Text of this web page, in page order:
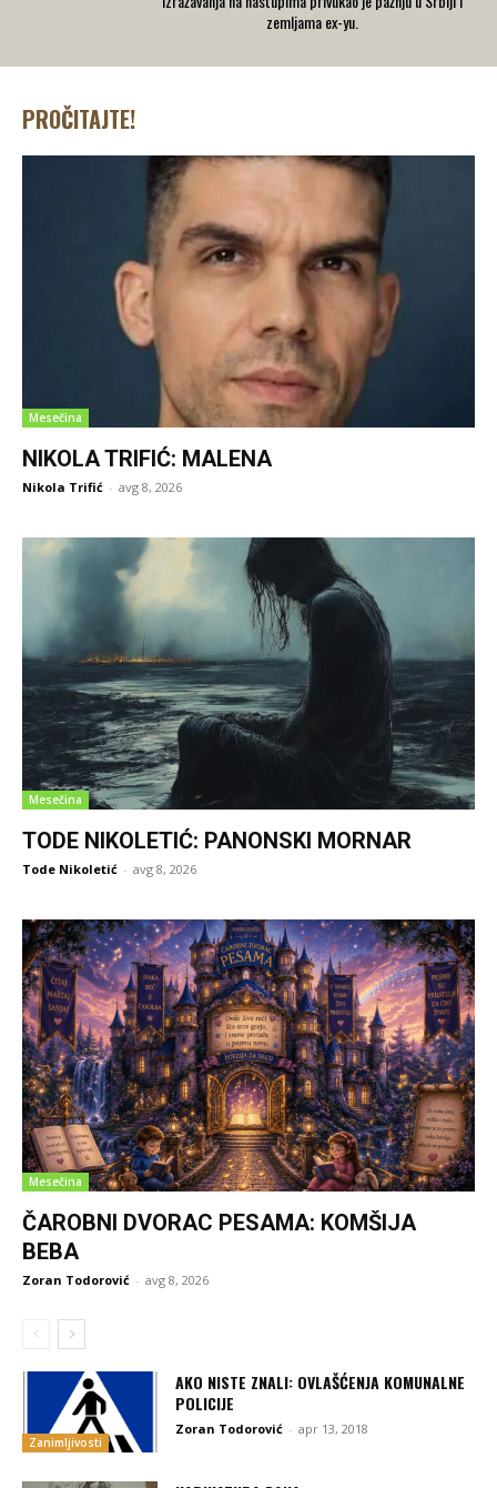
zemljama ex-yu.
PROČITAJTE!
Mesečina
NIKOLA TRIFIĆ: MALENA
Nikola Trifić - avg 8, 2026
Mesečina
TODE NIKOLETIĆ: PANONSKI MORNAR
Tode Nikoletić - avg 8, 2026
Mesečina
ČAROBNI DVORAC PESAMA: KOMŠIJA
BEBA
Zoran Todorović - avg 8, 2026
Zanimljivosti
AKO NISTE ZNALI: OVLAŠĆENJA KOMUNALNE
POLICIJE
Zoran Todorović - apr 13, 2018